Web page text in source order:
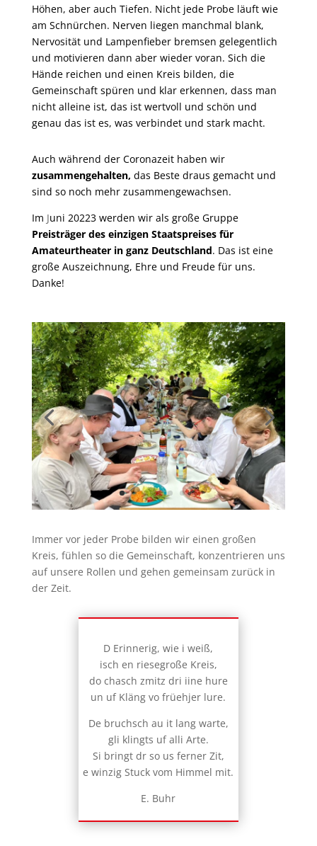
Höhen, aber auch Tiefen. Nicht jede Probe läuft wie
am Schnürchen. Nerven liegen manchmal blank,
Nervosität und Lampenfieber bremsen gelegentlich
und motivieren dann aber wieder voran. Sich die
Hände reichen und einen Kreis bilden, die
Gemeinschaft spüren und klar erkennen, dass man
nicht alleine ist, das ist wertvoll und schön und
genau das ist es, was verbindet und stark macht.
Auch während der Coronazeit haben wir
zusammengehalten, das Beste draus gemacht und
sind so noch mehr zusammengewachsen.
Im Juni 20223 werden wir als große Gruppe
Preisträger des einzigen Staatspreises für
Amateurtheater in ganz Deutschland. Das ist eine
große Auszeichnung, Ehre und Freude für uns.
Danke!
Immer vor jeder Probe bilden wir einen großen
Kreis, fühlen so die Gemeinschaft, konzentrieren uns
auf unsere Rollen und gehen gemeinsam zurück in
der Zeit.
D Erinnerig, wie i weiß,
isch en riesegroße Kreis,
do chasch zmitz dri iine hure
un uf Kläng vo früehjer lure.
De bruchsch au it lang warte,
gli klingts uf alli Arte.
Si bringt dr so us ferner Zit,
e winzig Stuck vom Himmel mit.
E. Buhr